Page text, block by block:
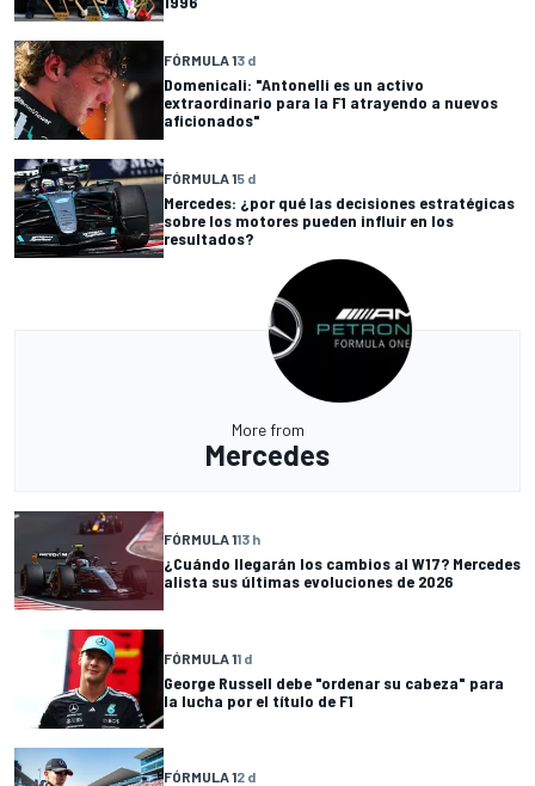
FÓRMULA 13 d
Domenicali: "Antonelli es un activo
extraordinario para la F1 atrayendo a nuevos
aficionados"
FÓRMULA 15 d
Mercedes: ¿por qué las decisiones estratégicas
sobre los motores pueden influir en los
resultados?
More from
Mercedes
FÓRMULA 113 h
¿Cuándo llegarán los cambios al W17? Mercedes
alista sus últimas evoluciones de 2026
FÓRMULA 11 d
George Russell debe "ordenar su cabeza" para
la lucha por el título de F1
FÓRMULA 12 d